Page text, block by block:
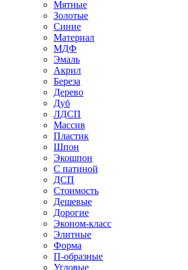
Мятные
Золотые
Синие
Материал
МДФ
Эмаль
Акрил
Береза
Дерево
Дуб
ЛДСП
Массив
Пластик
Шпон
Экошпон
С патиной
ДСП
Стоимость
Дешевые
Дорогие
Эконом-класс
Элитные
Форма
П-образные
Угловые